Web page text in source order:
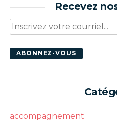
Recevez
accompagnement